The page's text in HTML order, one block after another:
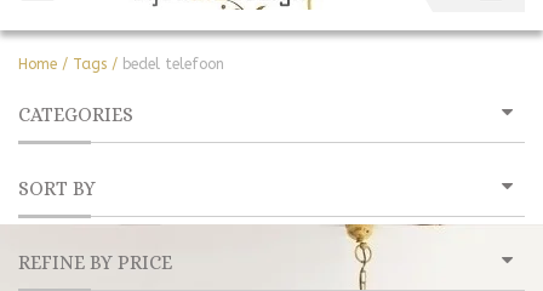
Home / Tags / bedel telefoon
CATEGORIES
SORT BY
REFINE BY PRICE